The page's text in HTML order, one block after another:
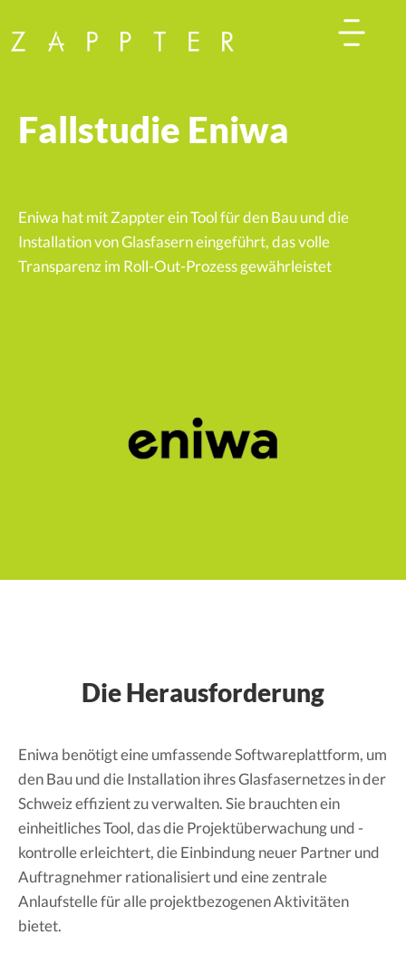
Fallstudie Eniwa
Eniwa hat mit Zappter ein Tool für den Bau und die
Installation von Glasfasern eingeführt, das volle
Transparenz im Roll-Out-Prozess gewährleistet
Die Herausforderung
Eniwa benötigt eine umfassende Softwareplattform, um
den Bau und die Installation ihres Glasfasernetzes in der
Schweiz effizient zu verwalten. Sie brauchten ein
einheitliches Tool, das die Projektüberwachung und -
kontrolle erleichtert, die Einbindung neuer Partner und
Auftragnehmer rationalisiert und eine zentrale
Anlaufstelle für alle projektbezogenen Aktivitäten
bietet.